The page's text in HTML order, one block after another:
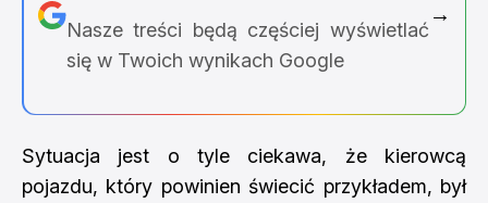
Nasze treści będą częściej wyświetlać
się w Twoich wynikach Google
→
Sytuacja jest o tyle ciekawa, że kierowcą
pojazdu, który powinien świecić przykładem, był